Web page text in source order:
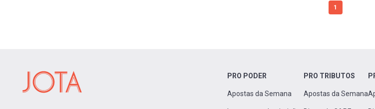
1
PRO PODER
Apostas da Semana
PRO TRIBUTOS
Apostas da Semana